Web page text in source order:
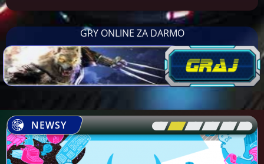
GRY ONLINE ZA DARMO
NEWSY [\ \\ \\ \\ \\ \]